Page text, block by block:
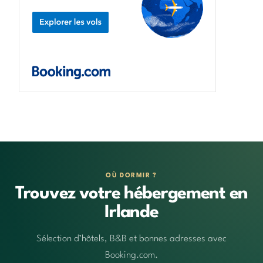
OÙ DORMIR ?
Trouvez votre hébergement en
Irlande
Sélection d’hôtels, B&B et bonnes adresses avec
Booking.com.